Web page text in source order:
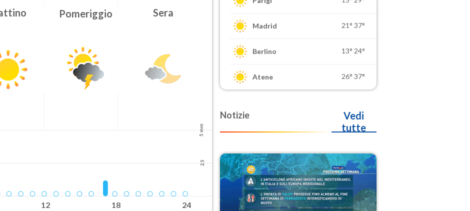
Urgenza
Ora fine
08-09T
Pomeriggio Sera
5 mm
2.5
12 18 24
Madrid 21° 37°
Berlino 13° 24°
Atene 26° 37°
Notizie
Vedi
tutte